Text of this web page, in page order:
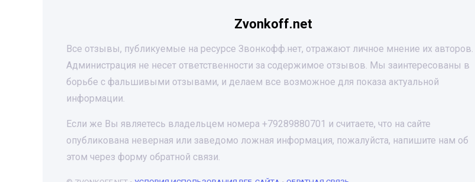
Zvonkoff.net
Все отзывы, публикуемые на ресурсе Звонкофф.нет, отражают личное мнение их авторов.
Администрация не несет ответственности за содержимое отзывов. Мы заинтересованы в
борьбе с фальшивыми отзывами, и делаем все возможное для показа актуальной
информации.
Если же Вы являетесь владельцем номера +79289880701 и считаете, что на сайте
опубликована неверная или заведомо ложная информация, пожалуйста, напишите нам об
этом через форму обратной связи.